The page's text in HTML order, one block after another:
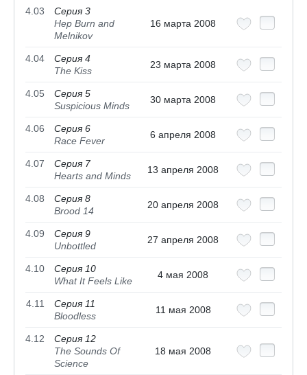
4.03
Серия 3
Hep Burn and
Melnikov
16 марта 2008
4.04
Серия 4
The Kiss
23 марта 2008
4.05
Серия 5
Suspicious Minds
30 марта 2008
4.06
Серия 6
Race Fever
6 апреля 2008
4.07
Серия 7
Hearts and Minds
13 апреля 2008
4.08
Серия 8
Brood 14
20 апреля 2008
4.09
Серия 9
Unbottled
27 апреля 2008
4.10
Серия 10
What It Feels Like
4 мая 2008
4.11
Серия 11
Bloodless
11 мая 2008
4.12
Серия 12
The Sounds Of
Science
18 мая 2008